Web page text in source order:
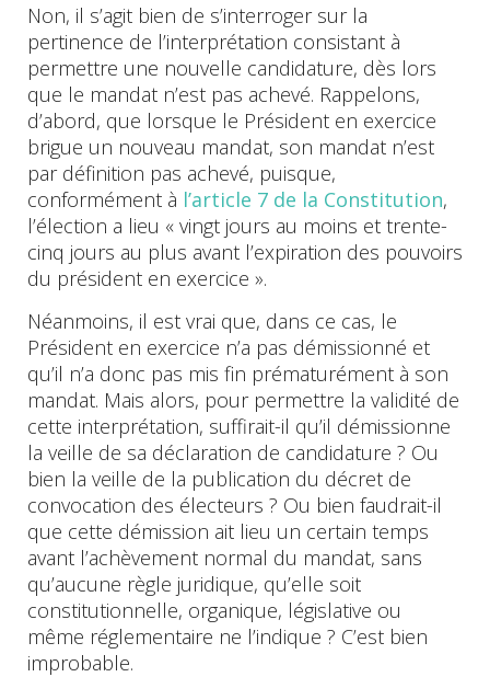
Non, il s’agit bien de s’interroger sur la
pertinence de l’interprétation consistant à
permettre une nouvelle candidature, dès lors
que le mandat n’est pas achevé. Rappelons,
d’abord, que lorsque le Président en exercice
brigue un nouveau mandat, son mandat n’est
par définition pas achevé, puisque,
conformément à l’article 7 de la Constitution,
l’élection a lieu « vingt jours au moins et trente-
cinq jours au plus avant l’expiration des pouvoirs
du président en exercice ».
Néanmoins, il est vrai que, dans ce cas, le
Président en exercice n’a pas démissionné et
qu’il n’a donc pas mis fin prématurément à son
mandat. Mais alors, pour permettre la validité de
cette interprétation, suffirait-il qu’il démissionne
la veille de sa déclaration de candidature ? Ou
bien la veille de la publication du décret de
convocation des électeurs ? Ou bien faudrait-il
que cette démission ait lieu un certain temps
avant l’achèvement normal du mandat, sans
qu’aucune règle juridique, qu’elle soit
constitutionnelle, organique, législative ou
même réglementaire ne l’indique ? C’est bien
improbable.